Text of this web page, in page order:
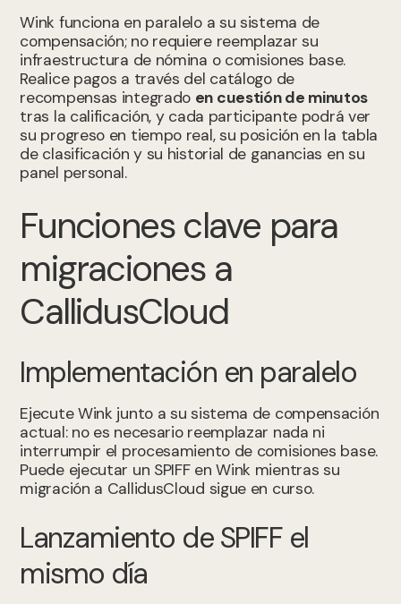
Wink funciona en paralelo a su sistema de
compensación; no requiere reemplazar su
infraestructura de nómina o comisiones base.
Realice pagos a través del catálogo de
recompensas integrado en cuestión de minutos
tras la calificación, y cada participante podrá ver
su progreso en tiempo real, su posición en la tabla
de clasificación y su historial de ganancias en su
panel personal.
Funciones clave para
migraciones a
CallidusCloud
Implementación en paralelo
Ejecute Wink junto a su sistema de compensación
actual: no es necesario reemplazar nada ni
interrumpir el procesamiento de comisiones base.
Puede ejecutar un SPIFF en Wink mientras su
migración a CallidusCloud sigue en curso.
Lanzamiento de SPIFF el
mismo día